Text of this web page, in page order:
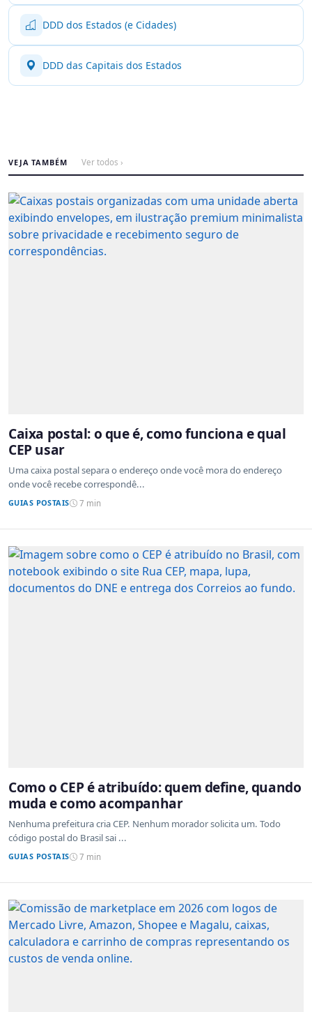
DDD dos Estados (e Cidades)
DDD das Capitais dos Estados
VEJA TAMBÉM Ver todos ›
Caixa postal: o que é, como funciona e qual
CEP usar
Uma caixa postal separa o endereço onde você mora do endereço
onde você recebe correspondê...
GUIAS POSTAIS 7 min
Como o CEP é atribuído: quem define, quando
muda e como acompanhar
Nenhuma prefeitura cria CEP. Nenhum morador solicita um. Todo
código postal do Brasil sai ...
GUIAS POSTAIS 7 min